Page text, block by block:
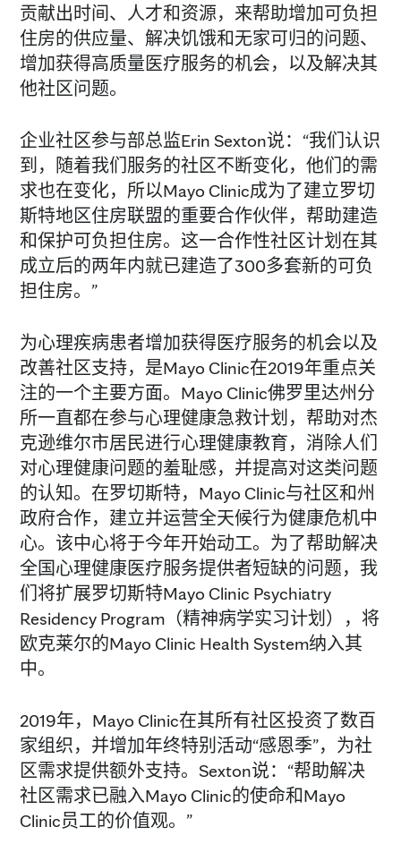
贡献出时间、人才和资源，来帮助增加可负担
住房的供应量、解决饥饿和无家可归的问题、
增加获得高质量医疗服务的机会，以及解决其
他社区问题。
企业社区参与部总监Erin Sexton说：“我们认识
到，随着我们服务的社区不断变化，他们的需
求也在变化，所以Mayo Clinic成为了建立罗切
斯特地区住房联盟的重要合作伙伴，帮助建造
和保护可负担住房。这一合作性社区计划在其
成立后的两年内就已建造了300多套新的可负
担住房。”
为心理疾病患者增加获得医疗服务的机会以及
改善社区支持，是Mayo Clinic在2019年重点关
注的一个主要方面。Mayo Clinic佛罗里达州分
所一直都在参与心理健康急救计划，帮助对杰
克逊维尔市居民进行心理健康教育，消除人们
对心理健康问题的羞耻感，并提高对这类问题
的认知。在罗切斯特，Mayo Clinic与社区和州
政府合作，建立并运营全天候行为健康危机中
心。该中心将于今年开始动工。为了帮助解决
全国心理健康医疗服务提供者短缺的问题，我
们将扩展罗切斯特Mayo Clinic Psychiatry
Residency Program（精神病学实习计划），将
欧克莱尔的Mayo Clinic Health System纳入其
中。
2019年，Mayo Clinic在其所有社区投资了数百
家组织，并增加年终特别活动“感恩季”，为社
区需求提供额外支持。Sexton说：“帮助解决
社区需求已融入Mayo Clinic的使命和Mayo
Clinic员工的价值观。”